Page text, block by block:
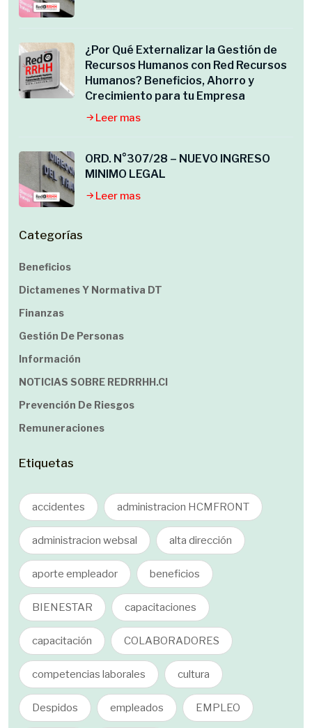
¿Por Qué Externalizar la Gestión de
Recursos Humanos con Red Recursos
Humanos? Beneficios, Ahorro y
Crecimiento para tu Empresa
Leer mas
ORD. N°307/28 – NUEVO INGRESO
MINIMO LEGAL
Leer mas
Categorías
Beneficios
Dictamenes Y Normativa DT
Finanzas
Gestión De Personas
Información
NOTICIAS SOBRE REDRRHH.cl
Prevención De Riesgos
Remuneraciones
Etiquetas
accidentes administracion HCMFRONT
administracion websal alta dirección
aporte empleador beneficios
BIENESTAR capacitaciones
capacitación COLABORADORES
competencias laborales cultura
Despidos empleados EMPLEO